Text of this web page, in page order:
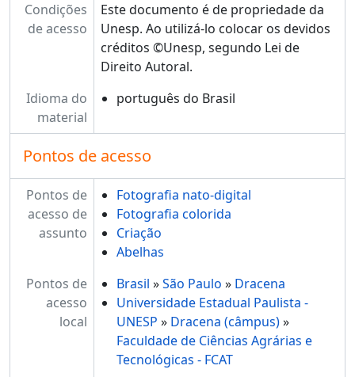
Condições
de acesso
Este documento é de propriedade da
Unesp. Ao utilizá-lo colocar os devidos
créditos ©Unesp, segundo Lei de
Direito Autoral.
Idioma do
material
português do Brasil
Pontos de acesso
Pontos de
acesso de
assunto
Fotografia nato-digital
Fotografia colorida
Criação
Abelhas
Pontos de
acesso
local
Brasil »São Paulo » Dracena
Universidade Estadual Paulista -
UNESP » Dracena (câmpus)»
Faculdade de Ciências Agrárias e
Tecnológicas - FCAT